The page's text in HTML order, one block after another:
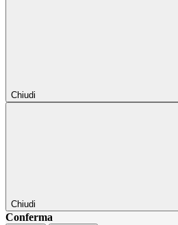
Chiudi
Chiudi
Conferma